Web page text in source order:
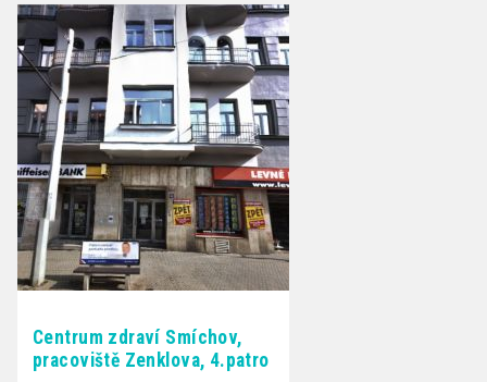
Centrum zdraví Smíchov,
pracoviště Zenklova, 4.patro